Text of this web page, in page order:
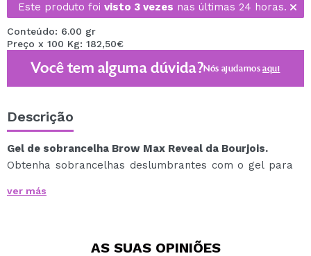
Este produto foi visto 3 vezes nas últimas 24 horas.
Conteúdo: 6.00 gr
Preço x 100 Kg: 182,50€
Você tem alguma dúvida?Nós ajudamosaqui
Descrição
Gel de sobrancelha Brow Max Reveal da Bourjois.
Obtenha sobrancelhas deslumbrantes com o gel para
conseguir sobrancelhas impecavelmente definidas e
transformar as sobrancelhas, conferindo-lhes um
ver más
AS SUAS OPINIÕES